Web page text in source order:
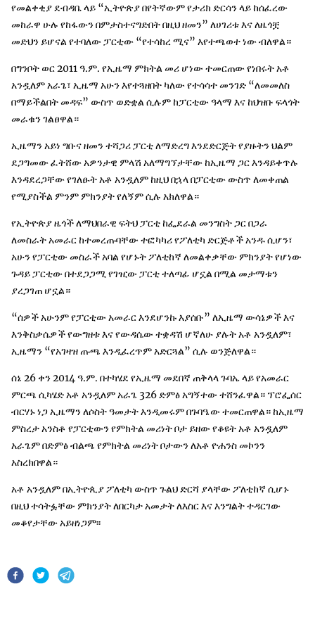
የመልቀቂያ ደብዳቤ ላይ “ኢትዮጵያ በየትኛውም የታሪክ ድርሳን ላይ ከሰፈረው
መከራዋ ሁሉ የከፋውን በምታስተናግድበት በዚህ ዘመን” ለሀገሪቱ እና ለዜጎቿ
መድህን ይሆናል የተባለው ፓርቲው “የተሳከረ ሚና” እየተጫወተ ነው ብለዋል።
በግንቦት ወር 2011 ዓ.ም. የኢዜማ ምክትል መሪ ሆነው ተመርጠው የነበሩት አቶ
አንዷለም አራጌ፣ ኢዜማ አሁን እየተጓዘበት ካለው የተሳሳተ መንገድ “ለመመለስ
በማይችልበት መዳፍ” ውስጥ ወድቋል ሲሉም ከፓርቲው ዓላማ እና ከህዝቡ ፍላጎት
መራቁን ገልፀዋል።
ኢዜማን አይነ ግቡና ዘመን ተሻጋሪ ፓርቲ ለማድረግ እንደድርጅት የያዙትን ህልም
ደጋግመው ፈትሸው አዎንታዊ ምላሽ አለማግኘታቸው ከኢዜማ ጋር እንዳይቀጥሉ
እንዳደረጋቸው የገለፁት አቶ አንዷለም ከዚህ በኋላ በፓርቲው ውስጥ ለመቀጠል
የሚያስችል ምንም ምክንያት የለኝም ሲሉ አክለዋል።
የኢትዮጵያ ዜጎች ለማህበራዊ ፍትህ ፓርቲ ከፌደራል መንግስት ጋር በጋራ
ለመስራት አመራር ከተመረጡባቸው ተፎካካሪ የፖለቲካ ድርጅቶች አንዱ ሲሆን፣
አሁን የፓርቲው መስራች አባል የሆኑት ፖለቲከኛ ለመልቀቃቸው ምክንያት የሆነው
ጉዳይ ፓርቲው በተደጋጋሚ የገዢው ፓርቲ ተለጣፊ ሆኗል በሚል መታማቱን
ያረጋገጠ ሆኗል።
“ሰዎች አሁንም የፓርቲው አመራር እንደሆንኩ እያሰቡ” ለኢዜማ ውሳኔዎች እና
እንቅስቃሴዎች የውግዘቱ እና የውዳሴው ተቋዳሽ ሆኛለሁ ያሉት አቶ አንዷለም፣
ኢዜማን “የአገዛዝ ጡጫ እንዲፈረጥም አድርጓል” ሲሉ ወንጅለዋል።
ሰኔ 26 ቀን 2014 ዓ.ም. በተካሄደ የኢዜማ መደበኛ ጠቅላላ ጉባኤ ላይ የአመራር
ምርጫ ሲካሄድ አቶ አንዷለም አራጌ 326 ድምፅ አግኝተው ተሸንፈዋል። ፕሮፌሰር
ብርሃኑ ነጋ ኢዜማን ለሶስት ዓመታት እንዲመሩም በጉባዔው ተመርጠዋል። ከኢዜማ
ምስረታ አንስቶ የፓርቲውን የምክትል መሪነት ቦታ ይዘው የቆዩት አቶ አንዷለም
አራጌም በድምፅ ብልጫ የምክትል መሪነት ቦታውን ለአቶ ዮሐንስ መኮንን
አስረክበዋል።
አቶ አንዷለም በኢትዮጲያ ፖለቲካ ውስጥ ጉልህ ድርሻ ያላቸው ፖለቲከኛ ሲሆኑ
በዚህ ተሳትፏቸው ምክንያት ለበርካታ አመታት ለእስር እና እንግልት ተዳርገው
መቆየታቸው አይዘነጋም፡፡